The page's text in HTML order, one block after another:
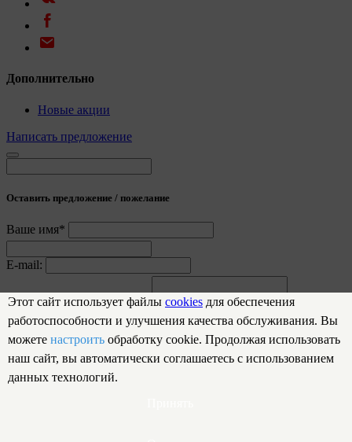
Дополнительно
Новые акции
Написать предложение
Оставить предложение / пожелание
Ваше имя*
E-mail:
Предложение / пожелание
Отправить
Спасибо за обращение!
Мы обязательно рассмотрим вашу заявку
Этот сайт использует файлы cookies для обеспечения
работоспособности и улучшения качества обслуживания. Вы
можете настроить обработку cookie. Продолжая использовать
наш сайт, вы автоматически соглашаетесь с использованием
данных технологий.